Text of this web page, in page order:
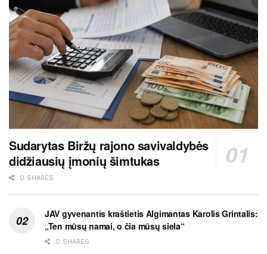
Sudarytas Biržų rajono savivaldybės
didžiausių įmonių šimtukas
0 SHARES
JAV gyvenantis kraštietis Algimantas Karolis Grintalis:
„Ten mūsų namai, o čia mūsų siela“
0 SHARES